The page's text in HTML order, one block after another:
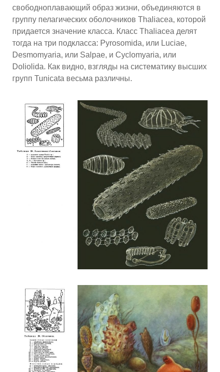
свободноплавающий образ жизни, объединяются в
группу пелагических оболочников Thaliacea, которой
придается значение класса. Класс Thaliacea делят
тогда на три подкласса: Pyrosomida, или Luciae,
Desmomyaria, или Salpae, и Cyclomyaria, или
Doliolida. Как видно, взгляды на систематику высших
групп Tunicata весьма различны.